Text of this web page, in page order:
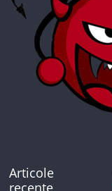
Articole
recente